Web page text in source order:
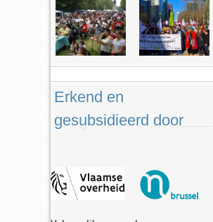
Erkend en
gesubsidieerd door